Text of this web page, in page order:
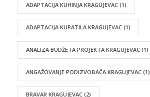
ADAPTACIJA KUHINJA KRAGUJEVAC (1)
ADAPTACIJA KUPATILA KRAGUJEVAC (1)
ANALIZA BUDŽETA PROJEKTA KRAGUJEVAC (1)
ANGAŽOVANJE PODIZVOĐAČA KRAGUJEVAC (1)
BRAVAR KRAGUJEVAC (2)